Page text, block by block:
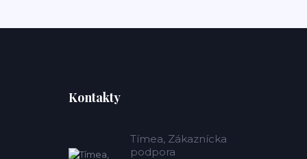
Kontakty
Tímea, Zákaznícka
podpora